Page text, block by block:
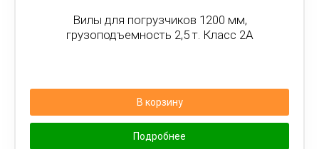
Вилы для погрузчиков 1200 мм,
грузоподъемность 2,5 т. Класс 2А
В корзину
Подробнее